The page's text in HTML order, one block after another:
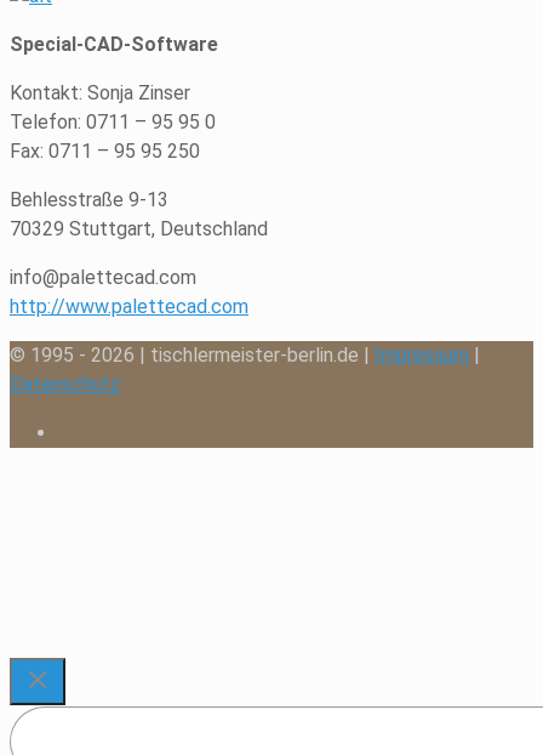
Special-CAD-Software
Kontakt: Sonja Zinser
Telefon: 0711 – 95 95 0
Fax: 0711 – 95 95 250
Behlesstraße 9-13
70329 Stuttgart, Deutschland
info@palettecad.com
http://www.palettecad.com
© 1995 - 2026 | tischlermeister-berlin.de | Impressum |
Datenschutz